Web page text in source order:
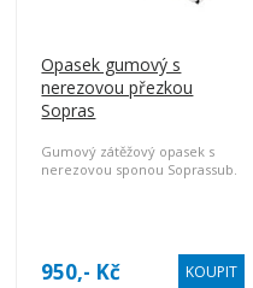
Opasek gumový s
nerezovou přezkou
Sopras
Gumový zátěžový opasek s
nerezovou sponou Soprassub.
950,- Kč KOUPIT